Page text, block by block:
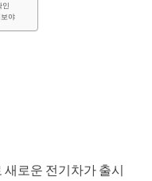
인
야
새로운 전기차가 출시